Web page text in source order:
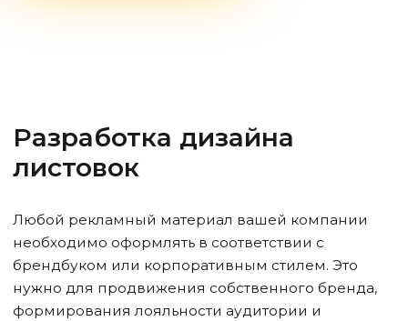
Разработка дизайна
листовок
Любой рекламный материал вашей компании
необходимо оформлять в соответствии с
брендбуком или корпоративным стилем. Это
нужно для продвижения собственного бренда,
формирования лояльности аудитории и